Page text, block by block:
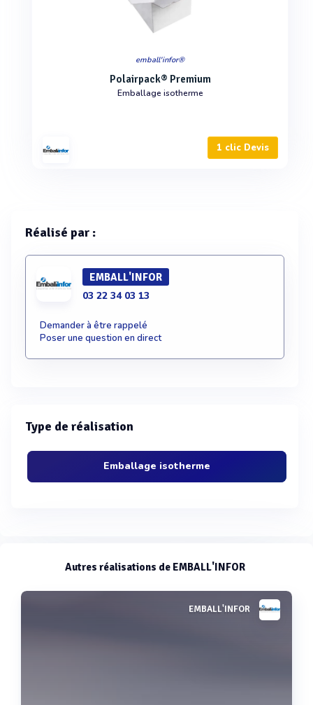
emball'infor®
Polairpack® Premium
Emballage isotherme
1 clic Devis
Réalisé par :
EMBALL'INFOR
03 22 34 03 13
Demander à être rappelé
Poser une question en direct
Type de réalisation
Emballage isotherme
Autres réalisations de EMBALL'INFOR
EMBALL'INFOR